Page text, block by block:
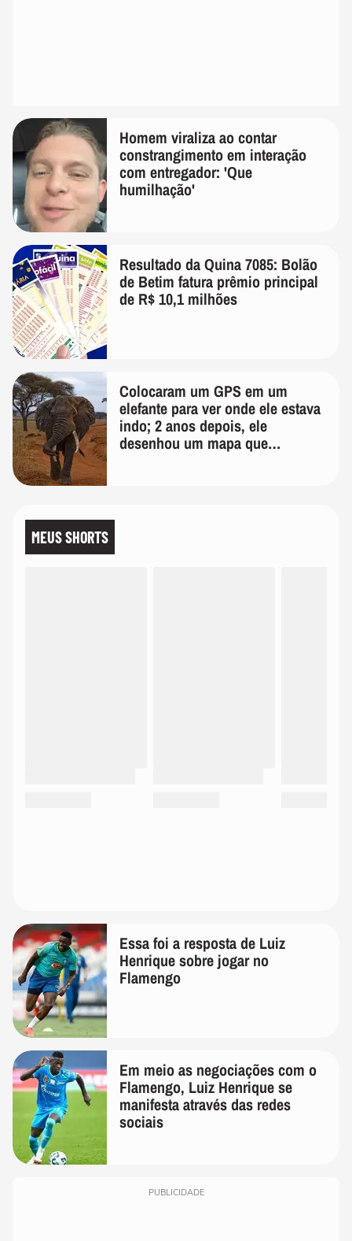
Homem viraliza ao contar
constrangimento em interação
com entregador: 'Que
humilhação'
Resultado da Quina 7085: Bolão
de Betim fatura prêmio principal
de R$ 10,1 milhões
Colocaram um GPS em um
elefante para ver onde ele estava
indo; 2 anos depois, ele
desenhou um mapa que
MEUS SHORTS
Essa foi a resposta de Luiz
Henrique sobre jogar no
Flamengo
Em meio as negociações com o
Flamengo, Luiz Henrique se
manifesta através das redes
sociais
PUBLICIDADE